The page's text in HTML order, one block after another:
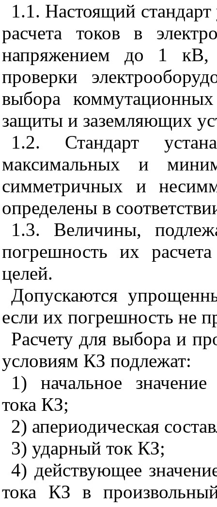
1.1. Настоящий
расчета токов в
напряжением до 1
проверки
выбора
защиты и заземляющих
1.2. Стандарт
максимальных и
симметричных и
определены в
1.3. Величины,
погрешность их
целей.
Допускаются
если их погрешность не
Расчету для выбора и
условиям КЗ подлежат:
1) начальное
тока КЗ;
2) апериодическая
3) ударный ток КЗ;
4) действующее
тока КЗ в